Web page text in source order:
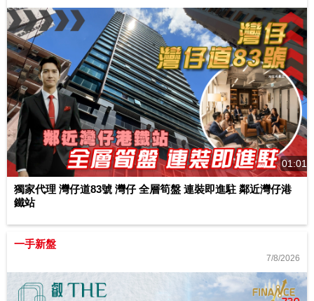
01:01
獨家代理 灣仔道83號 灣仔 全層筍盤 連裝即進駐 鄰近灣仔港
鐵站
一手新盤
7/8/2026